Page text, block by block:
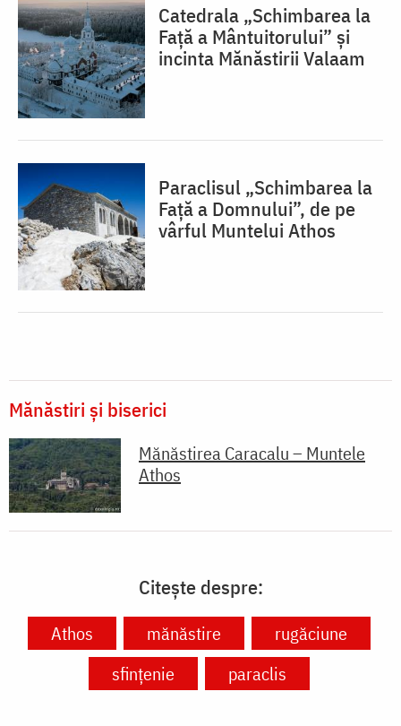
Catedrala „Schimbarea la
Față a Mântuitorului” și
incinta Mănăstirii Valaam
Paraclisul „Schimbarea la
Față a Domnului”, de pe
vârful Muntelui Athos
Mănăstiri și biserici
Mănăstirea Caracalu – Muntele
Athos
Citește despre:
Athos mănăstire
rugăciune
sfințenie
paraclis